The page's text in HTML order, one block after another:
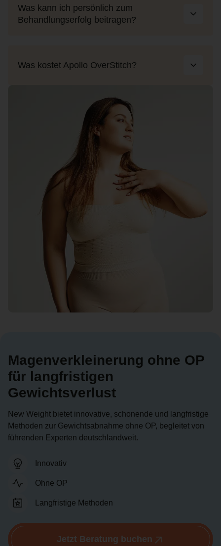
Was kann ich persönlich zum
Behandlungserfolg beitragen?
Was kostet Apollo OverStitch?
Magenverkleinerung ohne OP
für langfristigen
Gewichtsverlust
New Weight bietet innovative, schonende und langfristige
Methoden zur Gewichtsabnahme ohne OP, begleitet von
führenden Experten deutschlandweit.
Innovativ
Ohne OP
Langfristige Methoden
Jetzt Beratung buchen